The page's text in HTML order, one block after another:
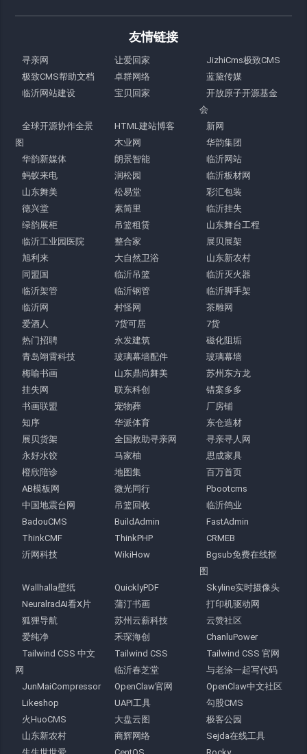
友情链接
寻亲网 让爱回家
JizhiCms极致CMS
极致CMS帮助文档
卓群网络
蓝黛传媒
临沂网站建设
宝贝回家
开放原子开源基金
会
全球开源协作全景
图
HTML建站博客
新网
木业网
华韵集团
华韵新媒体
朗景智能
临沂网站
蚂蚁来电
润松园
临沂板材网
山东舞美
松易堂
彩汇包装
德兴堂
素简里
临沂挂失
绿韵展柜
吊篮租赁
山东舞台工程
临沂工业园医院
整合家
展贝展架
旭利来
大自然卫浴
山东新农村
同盟国
临沂吊篮
临沂灭火器
临沂架管
临沂钢管
临沂脚手架
临沂网
村怪网
茶雕网
爱酒人
7货可居
7货
热门招聘
永发建筑
磁化阻垢
青岛翊霄科技
玻璃幕墙配件
玻璃幕墙
梅喻书画
山东鼎尚舞美
苏州东方龙
挂失网
联东科创
错案多多
书画联盟
宠物葬
厂房铺
知序
华派体育
东仓造材
展贝货架
全国救助寻亲网
寻亲寻人网
永好水饺
马家柚
思成家具
橙欣陪诊
地图集
百万首页
AB模板网
微光同行
Pbootcms
中国地震台网
吊篮回收
临沂鸽业
BadouCMS
BuildAdmin
FastAdmin
ThinkCMF
ThinkPHP
CRMEB
沂网科技
WikiHow
Bgsub免费在线抠
图
Wallhalla壁纸
QuicklyPDF
Skyline实时摄像头
NeuralradAI看X片
蒲汀书画
打印机驱动网
狐狸导航
苏州云薪科技
云赞社区
爱纯净
禾琛海创
ChanluPower
Tailwind CSS 中文
网
Tailwind CSS
Tailwind CSS 官网
临沂春芝堂
与老涂一起写代码
JunMaiCompressor
OpenClaw官网
OpenClaw中文社区
Likeshop
UAPI工具
勾股CMS
火HuoCMS
大盘云图
极客公园
山东新农村
商辉网络
Sejda在线工具